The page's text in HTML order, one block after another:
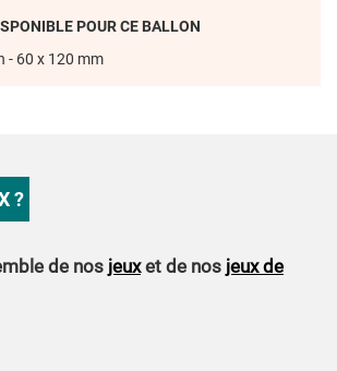
POUR CE BALLON
- 60 x 120 mm
?
de nos jeuxet de nos jeux de